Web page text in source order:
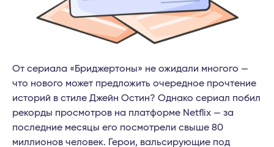
От сериала «Бриджертоны» не ожидали многого —
что нового может предложить очередное прочтение
историй в стиле Джейн Остин? Однако сериал побил
рекорды просмотров на платформе Netflix — за
последние месяцы его посмотрели свыше 80
миллионов человек. Герои, вальсирующие под